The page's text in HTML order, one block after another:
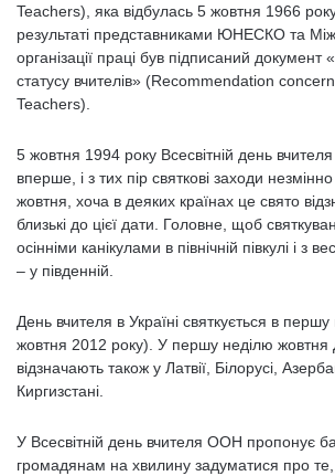
Teachers), яка відбулась 5 жовтня 1966
результаті представниками ЮНЕСКО та
організації праці був підписаний
статусу вчителів» (Recommendation
Teachers).
5 жовтня 1994 року Всесвітній день вчителя
вперше, і з тих пір святкові заходи
жовтня, хоча в деяких країнах це свято
близькі до цієї дати. Головне, щоб
осінніми канікулами в північній півкулі і з
– у південній.
День вчителя в Україні святкується в
жовтня 2012 року). У першу неділю жовтня
відзначають також у Латвії, Білорусі,
Киргизстані.
У Всесвітній день вчителя ООН пропонує
громадянам на хвилину задуматися про те,